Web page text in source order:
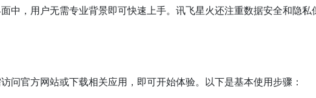
中，用户无需专业背景即可快速上手。讯飞星火还注重数据安全和隐
问官方网站或下载相关应用，即可开始体验。以下是基本使用步骤：